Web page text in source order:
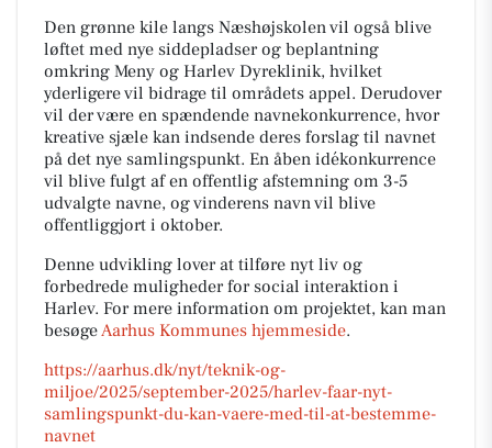
Den grønne kile langs Næshøjskolen vil også blive
løftet med nye siddepladser og beplantning
omkring Meny og Harlev Dyreklinik, hvilket
yderligere vil bidrage til områdets appel. Derudover
vil der være en spændende navnekonkurrence, hvor
kreative sjæle kan indsende deres forslag til navnet
på det nye samlingspunkt. En åben idékonkurrence
vil blive fulgt af en offentlig afstemning om 3-5
udvalgte navne, og vinderens navn vil blive
offentliggjort i oktober.
Denne udvikling lover at tilføre nyt liv og
forbedrede muligheder for social interaktion i
Harlev. For mere information om projektet, kan man
besøgeAarhus Kommunes hjemmeside.
https://aarhus.dk/nyt/teknik-og-
miljoe/2025/september-2025/harlev-faar-nyt-
samlingspunkt-du-kan-vaere-med-til-at-bestemme-
navnet